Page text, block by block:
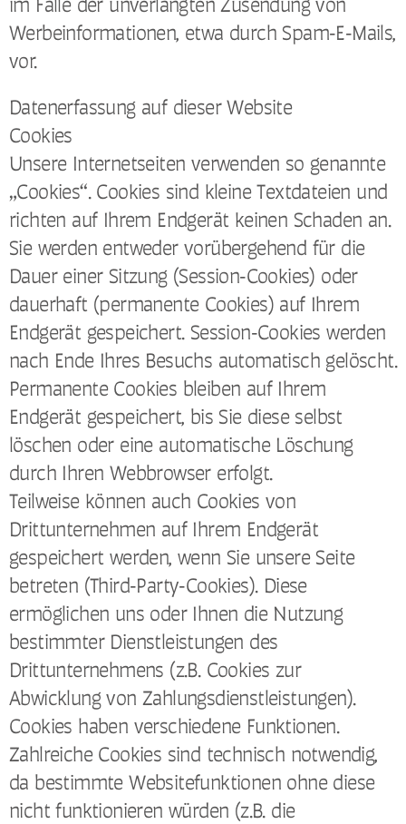
im Falle der unverlangten Zusendung von
Werbeinformationen, etwa durch Spam-E-Mails,
vor.
Datenerfassung auf dieser Website
Cookies
Unsere Internetseiten verwenden so genannte
„Cookies“. Cookies sind kleine Textdateien und
richten auf Ihrem Endgerät keinen Schaden an.
Sie werden entweder vorübergehend für die
Dauer einer Sitzung (Session-Cookies) oder
dauerhaft (permanente Cookies) auf Ihrem
Endgerät gespeichert. Session-Cookies werden
nach Ende Ihres Besuchs automatisch gelöscht.
Permanente Cookies bleiben auf Ihrem
Endgerät gespeichert, bis Sie diese selbst
löschen oder eine automatische Löschung
durch Ihren Webbrowser erfolgt.
Teilweise können auch Cookies von
Drittunternehmen auf Ihrem Endgerät
gespeichert werden, wenn Sie unsere Seite
betreten (Third-Party-Cookies). Diese
ermöglichen uns oder Ihnen die Nutzung
bestimmter Dienstleistungen des
Drittunternehmens (z.B. Cookies zur
Abwicklung von Zahlungsdienstleistungen).
Cookies haben verschiedene Funktionen.
Zahlreiche Cookies sind technisch notwendig,
da bestimmte Websitefunktionen ohne diese
nicht funktionieren würden (z.B. die